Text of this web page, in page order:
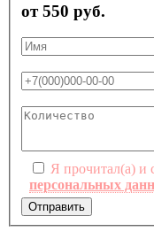
от 550 руб.
Я прочитал(а) и
персональных
Отправить